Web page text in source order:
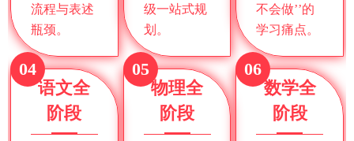
流程与表述
瓶颈。
级一站式规
划。
不会做’’的
学习痛点。
04
语文全
阶段
05
物理全
阶段
06
数学全
阶段